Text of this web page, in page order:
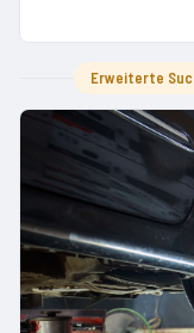
Erweiterte